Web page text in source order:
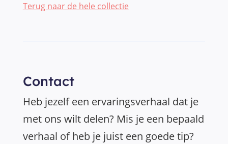
Terug naar de hele collectie
Contact
Heb jezelf een ervaringsverhaal dat je
met ons wilt delen? Mis je een bepaald
verhaal of heb je juist een goede tip?